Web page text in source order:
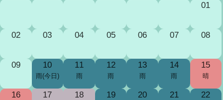
01
02 03 04 05 06 07 08
09 10
雨(今日)
11
雨
12
雨
13
雨
14
雨
15
晴
16 17 18 19 20 21 22